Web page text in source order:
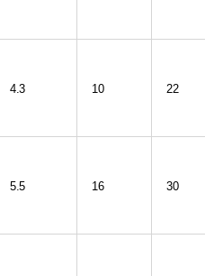
4.3 10 22
5.5 16 30